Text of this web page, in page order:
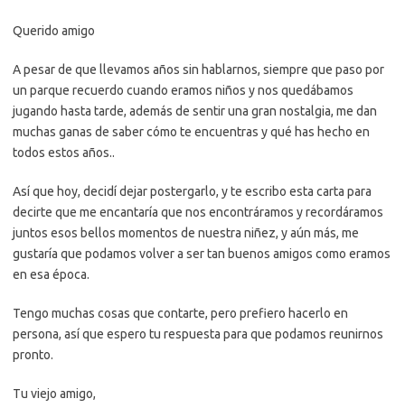
Querido amigo
A pesar de que llevamos años sin hablarnos, siempre que paso por
un parque recuerdo cuando eramos niños y nos quedábamos
jugando hasta tarde, además de sentir una gran nostalgia, me dan
muchas ganas de saber cómo te encuentras y qué has hecho en
todos estos años..
Así que hoy, decidí dejar postergarlo, y te escribo esta carta para
decirte que me encantaría que nos encontráramos y recordáramos
juntos esos bellos momentos de nuestra niñez, y aún más, me
gustaría que podamos volver a ser tan buenos amigos como eramos
en esa época.
Tengo muchas cosas que contarte, pero prefiero hacerlo en
persona, así que espero tu respuesta para que podamos reunirnos
pronto.
Tu viejo amigo,